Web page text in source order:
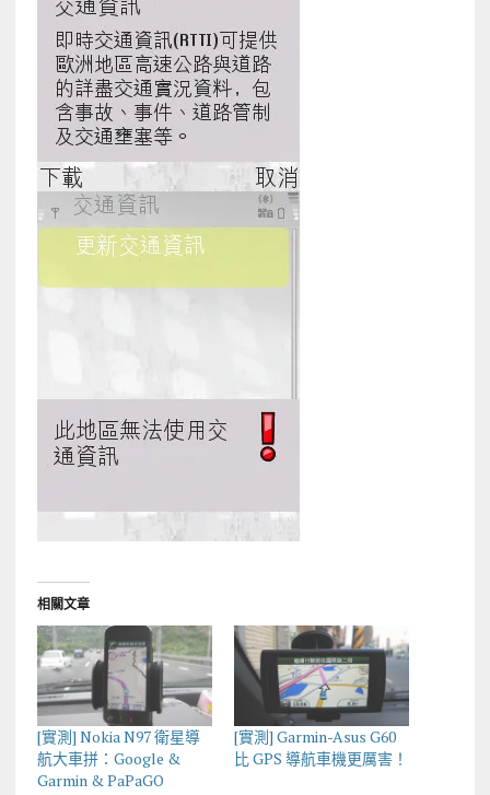
相關文章
[實測] Nokia N97 衛星導
航大車拼：Google &
Garmin & PaPaGO
[實測] Garmin-Asus G60
比 GPS 導航車機更厲害！